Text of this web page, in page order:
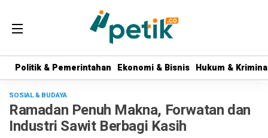
Politik & Pemerintahan Ekonomi & Bisnis Hukum &
Politik & Pemerintahan Ekonomi & Bisnis Hukum &
SOSIAL & BUDAYA
Ramadan Penuh Makna, Forwatan dan
Industri Sawit Berbagi Kasih